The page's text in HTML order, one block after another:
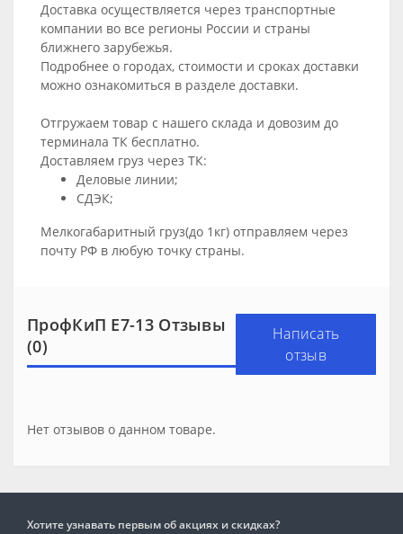
Доставка осуществляется через транспортные
компании во все регионы России и страны
ближнего зарубежья.
Подробнее о городах, стоимости и сроках доставки
можно ознакомиться в разделе доставки.
Отгружаем товар с нашего склада и довозим до
терминала ТК бесплатно.
Доставляем груз через ТК:
Деловые линии;
СДЭК;
Мелкогабаритный груз(до 1кг) отправляем через
почту РФ в любую точку страны.
ПрофКиП Е7-13 Отзывы
(0)
Написать
отзыв
Нет отзывов о данном товаре.
Хотите узнавать первым об акциях и скидках?